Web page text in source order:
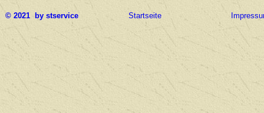
© 2021 by stservice Startseite